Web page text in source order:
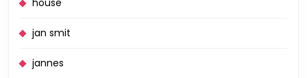
jan smit
jannes